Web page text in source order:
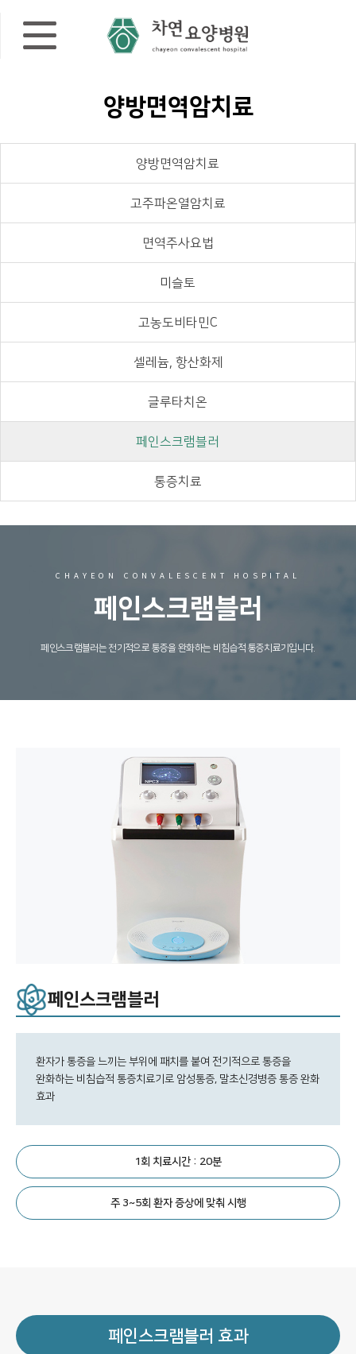
양방면역암치료
양방면역암치료
고주파온열암치료
면역주사요법
미슬토
고농도비타민C
셀레늄, 항산화제
글루타치온
페인스크램블러
통증치료
CHAYEON CONVALESCENT HOSPITAL
페인스크램블러
페인스크램블러는 전기적으로 통증을 완화하는 비침습적 통증치료기입니다.
페인스크램블러
환자가 통증을 느끼는 부위에 패치를 붙여 전기적으로 통증을
완화하는 비침습적 통증치료기로 암성통증, 말초신경병증 통증 완화
효과
1회 치료시간 : 20분
주 3~5회 환자 증상에 맞춰 시행
페인스크램블러 효과